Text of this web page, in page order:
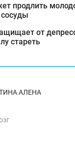
продлить
от
стареть
АЛЕНА